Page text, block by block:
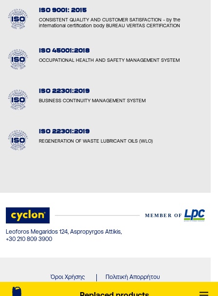
ISO 9001: 2015
CONSISTENT QUALITY AND CUSTOMER SATISFACTION - by the
international certification body BUREAU VERITAS CERTIFICATION
ISO 45001:2018
OCCUPATIONAL HEALTH AND SAFETY MANAGEMENT SYSTEM
ISO 22301:2019
BUSINESS CONTINUITY MANAGEMENT SYSTEM
ISO 22301:2019
REGENERATION OF WASTE LUBRICANT OILS (WLO)
Leoforos Megaridos 124, Aspropyrgos Attikis,
+30 210 809 3900
© Cyclon-LPC 2026. All rights reserved. Created by Concept Maniax.
Όροι Χρήσης Πολιτική Απορρήτου